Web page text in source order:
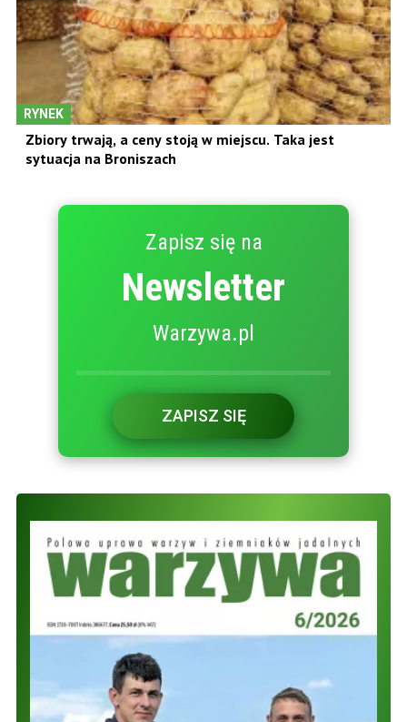
RYNEK
Zbiory trwają, a ceny stoją w miejscu. Taka jest
sytuacja na Broniszach
Zapisz się na
Newsletter
Warzywa.pl
ZAPISZ SIĘ